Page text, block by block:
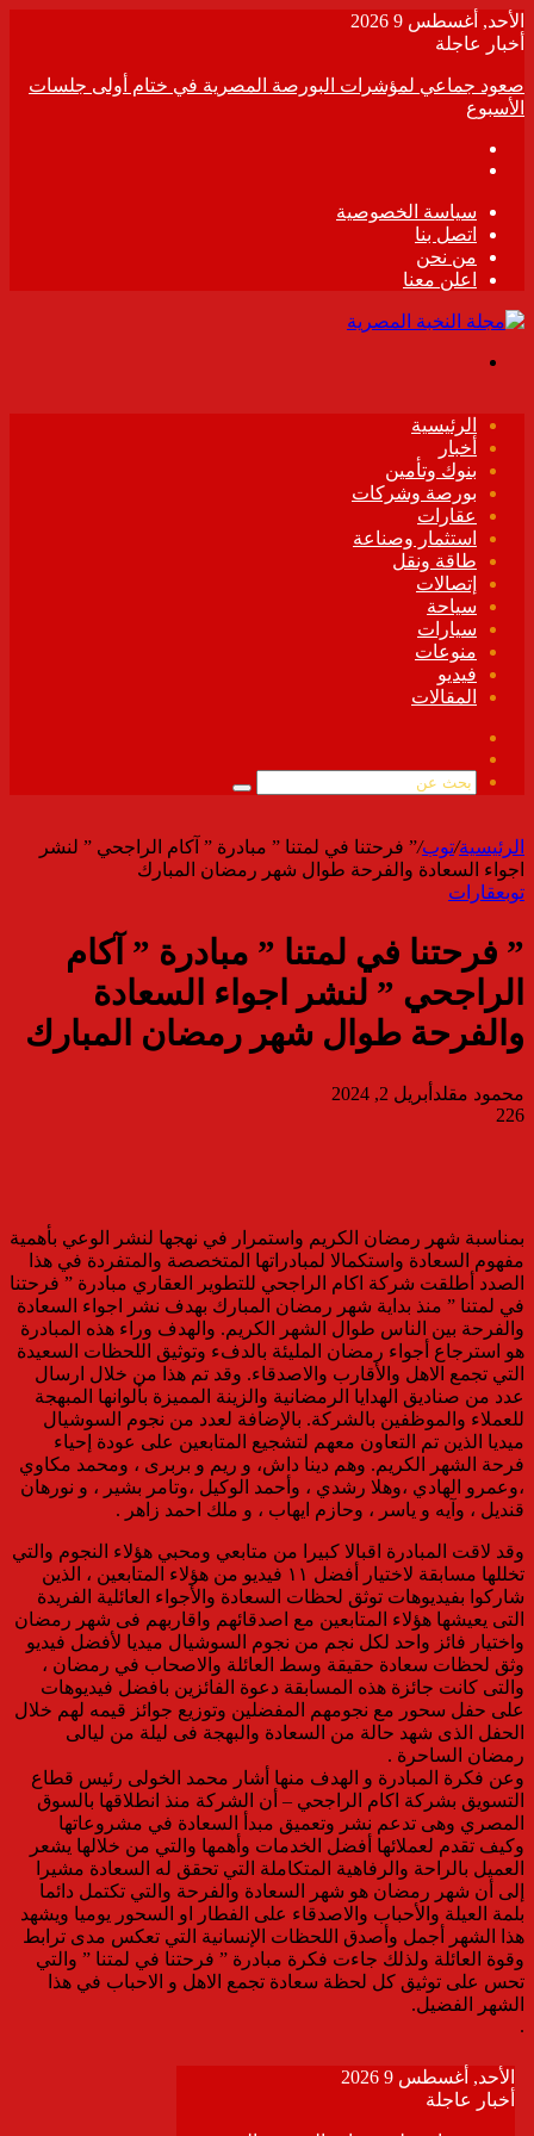
الأحد, أغسطس 9 2026
أخبار عاجلة
صعود جماعي لمؤشرات البورصة المصرية في ختام أولى جلسات
الأسبوع
سياسة الخصوصية
اتصل بنا
من نحن
اعلن معنا
الرئيسية
أخبار
بنوك وتأمين
بورصة وشركات
عقارات
استثمار وصناعة
طاقة ونقل
إتصالات
سياحة
سيارات
منوعات
فيديو
المقالات
الموقع
بحث
الرئيسية/توب/” فرحتنا في لمتنا ” مبادرة ” آكام الراجحي ” لنشر
اجواء السعادة والفرحة طوال شهر رمضان المبارك
توبعقارات
” فرحتنا في لمتنا ” مبادرة ” آكام
الراجحي ” لنشر اجواء السعادة
والفرحة طوال شهر رمضان المبارك
محمود مقلد أبريل 2, 2024
226
بمناسبة شهر رمضان الكريم واستمرار في نهجها لنشر الوعي بأهمية
مفهوم السعادة واستكمالا لمبادراتها المتخصصة والمتفردة في هذا
الصدد أطلقت شركة اكام الراجحي للتطوير العقاري مبادرة ” فرحتنا
في لمتنا ” منذ بداية شهر رمضان المبارك بهدف نشر اجواء السعادة
والفرحة بين الناس طوال الشهر الكريم. والهدف وراء هذه المبادرة
هو استرجاع أجواء رمضان المليئة بالدفء وتوثيق اللحظات السعيدة
التي تجمع الاهل والأقارب والاصدقاء. وقد تم هذا من خلال ارسال
عدد من صناديق الهدايا الرمضانية والزينة المميزة بألوانها المبهجة
للعملاء والموظفين بالشركة. بالإضافة لعدد من نجوم السوشيال
ميديا الذين تم التعاون معهم لتشجيع المتابعين على عودة إحياء
فرحة الشهر الكريم. وهم دينا داش، و ريم و بربرى ، ومحمد مكاوي
،وعمرو الهادي ،وهلا رشدي ، وأحمد الوكيل ،وتامر بشير ، و نورهان
قنديل ، وآيه و ياسر ، وحازم ايهاب ، و ملك احمد زاهر .
وقد لاقت المبادرة اقبالا كبيرا من متابعي ومحبي هؤلاء النجوم والتي
تخللها مسابقة لاختيار أفضل ١١ فيديو من هؤلاء المتابعين ، الذين
شاركوا بفيديوهات توثق لحظات السعادة والأجواء العائلية الفريدة
التى يعيشها هؤلاء المتابعين مع اصدقائهم واقاربهم فى شهر رمضان
واختيار فائز واحد لكل نجم من نجوم السوشيال ميديا لأفضل فيديو
وثق لحظات سعادة حقيقة وسط العائلة والاصحاب في رمضان ،
والتى كانت جائزة هذه المسابقة دعوة الفائزين بافضل فيديوهات
على حفل سحور مع نجومهم المفضلين وتوزيع جوائز قيمه لهم خلال
الحفل الذى شهد حالة من السعادة والبهجة فى ليلة من ليالى
رمضان الساحرة .
وعن فكرة المبادرة و الهدف منها أشار محمد الخولى رئيس قطاع
التسويق بشركة اكام الراجحي – أن الشركة منذ انطلاقها بالسوق
المصري وهى تدعم نشر وتعميق مبدأ السعادة في مشروعاتها
وكيف تقدم لعملائها أفضل الخدمات وأهمها والتي من خلالها يشعر
العميل بالراحة والرفاهية المتكاملة التي تحقق له السعادة مشيرا
إلى أن شهر رمضان هو شهر السعادة والفرحة والتي تكتمل دائما
بلمة العيلة والأحباب والاصدقاء على الفطار او السحور يوميا ويشهد
هذا الشهر أجمل وأصدق اللحظات الإنسانية التي تعكس مدى ترابط
وقوة العائلة ولذلك جاءت فكرة مبادرة ” فرحتنا في لمتنا ” والتي
تحس على توثيق كل لحظة سعادة تجمع الاهل و الاحباب في هذا
الشهر الفضيل.
.